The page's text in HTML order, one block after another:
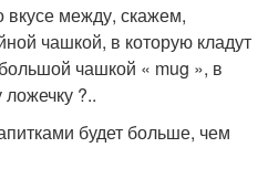
вкусе между, скажем,
чашкой, в которую кладут
чашкой « mug », в
ложечку ?..
будет больше, чем